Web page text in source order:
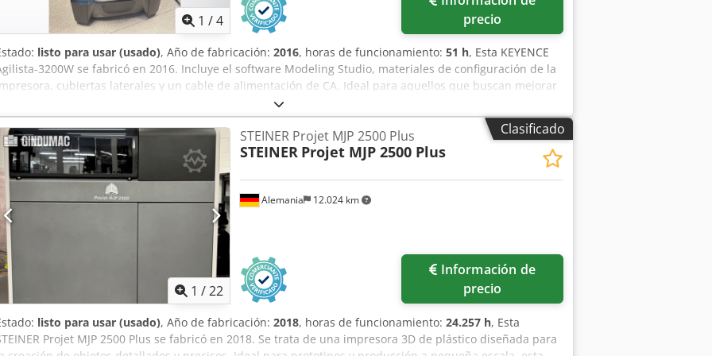
aire Aire comprimido de 6–8 bar Temperatura de funcionamiento 16–30 °C Cumplimiento CE Para obtener
información técnica y comercial, consulte el folleto adjunto.
1 /4
precio
listo para usar (usado), Año de fabricación: 2016, horas de funcionamiento: 51 h, Esta KEYENCE
3200W se fabricó en 2016. Incluye el software Modeling Studio, materiales de configuración de la
cubiertas laterales y un cable de alimentación de CA. Ideal para aquellos que buscan mejorar
sus capacidades de impresión 3D. Póngase en contacto con nosotros para obtener más información.
Stldjpfx Afpsf Equipamiento adicional • Software Modeling Studio • Materiales de configuración de
impresora • Cubiertas laterales de la impresora • Cable de alimentación de CA
Clasificado
1 /22
Alemania 12.024 km
STEINER Projet MJP 2500 Plus
STEINER Projet MJP 2500 Plus
precio
listo para usar (usado), Año de fabricación: 2018, horas de funcionamiento: 24.257 h, Esta
Projet MJP 2500 Plus se fabricó en 2018. Se trata de una impresora 3D de plástico diseñada para